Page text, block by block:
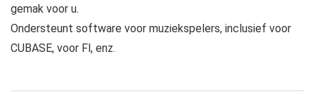
gemak voor u.
Ondersteunt software voor muziekspelers, inclusief voor
CUBASE, voor Fl, enz.